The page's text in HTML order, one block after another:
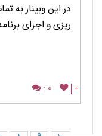
در این وبینار به
ریزی و اجرای
-
0 :